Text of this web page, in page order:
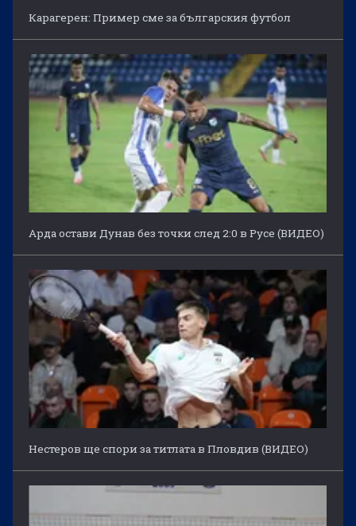
Карагерен: Пример сме за българския футбол
Арда остави Дунав без точки след 2:0 в Русе (ВИДЕО)
Нестеров ще спори за титлата в Пловдив (ВИДЕО)